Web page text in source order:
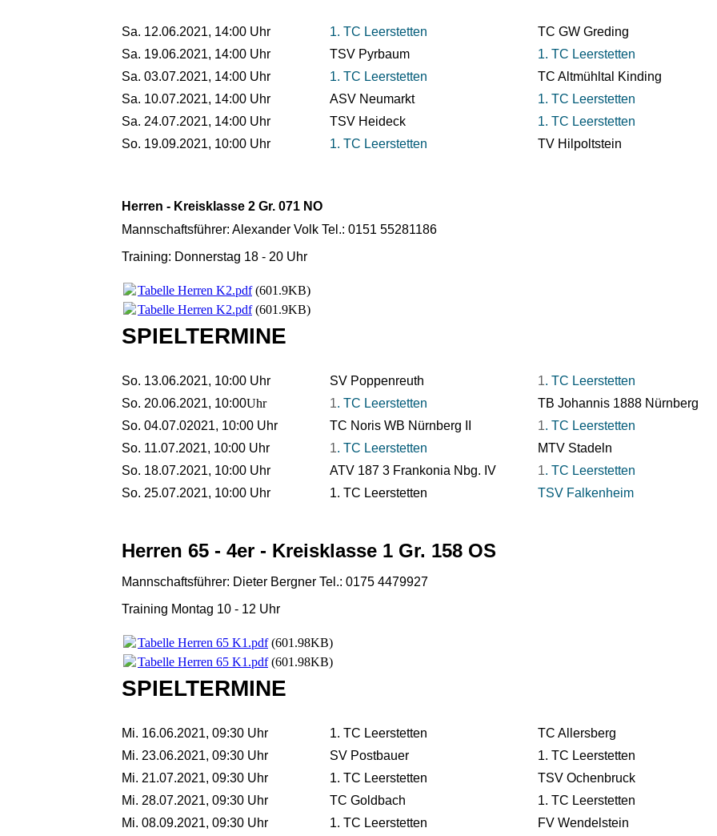
Sa. 12.06.2021, 14:00 Uhr 1. TC Leerstetten TC GW Greding
Sa. 19.06.2021, 14:00 Uhr
TSV Pyrbaum 1. TC Leerstetten
Sa. 03.07.2021, 14:00 Uhr
1. TC Leerstetten TC Altmühltal Kinding
Sa. 10.07.2021, 14:00 Uhr
ASV Neumarkt 1. TC Leerstetten
Sa. 24.07.2021, 14:00 Uhr
TSV Heideck 1. TC Leerstetten
So. 19.09.2021, 10:00 Uhr
1. TC Leerstetten TV Hilpoltstein
Herren - Kreisklasse 2 Gr. 071 NO
Mannschaftsführer: Alexander Volk Tel.: 0151 55281186
Training: Donnerstag 18 - 20 Uhr
Tabelle Herren K2.pdf(601.9KB)
Tabelle Herren K2.pdf(601.9KB)
SPIELTERMINE
So. 13.06.2021, 10:00 Uhr SV Poppenreuth 1. TC Leerstetten
So. 20.06.2021, 10:00Uhr 1. TC Leerstetten TB Johannis 1888 Nürnberg
So. 04.07.02021, 10:00 Uhr
TC Noris WB Nürnberg II 1. TC Leerstetten
So. 11.07.2021, 10:00 Uhr
1. TC Leerstetten MTV Stadeln
So. 18.07.2021, 10:00 Uhr
ATV 187 3 Frankonia Nbg. IV 1. TC Leerstetten
So. 25.07.2021, 10:00 Uhr
1. TC Leerstetten TSV Falkenheim
Herren 65 - 4er - Kreisklasse 1 Gr. 158 OS
Mannschaftsführer: Dieter Bergner Tel.: 0175 4479927
Training Montag 10 - 12 Uhr
Tabelle Herren 65 K1.pdf(601.98KB)
Tabelle Herren 65 K1.pdf(601.98KB)
SPIELTERMINE
Mi. 16.06.2021, 09:30 Uhr 1. TC Leerstetten TC Allersberg
Mi. 23.06.2021, 09:30 Uhr
SV Postbauer 1. TC Leerstetten
Mi. 21.07.2021, 09:30 Uhr
1. TC Leerstetten TSV Ochenbruck
Mi. 28.07.2021, 09:30 Uhr
TC Goldbach 1. TC Leerstetten
Mi. 08.09.2021, 09:30 Uhr
1. TC Leerstetten FV Wendelstein